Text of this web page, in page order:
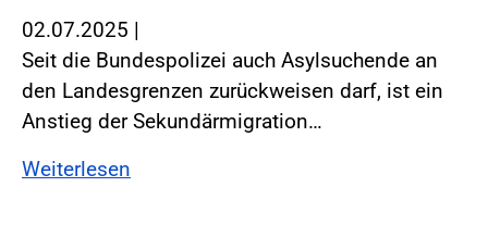
02.07.2025 |
Seit die Bundespolizei auch Asylsuchende an
den Landesgrenzen zurückweisen darf, ist ein
Anstieg der Sekundärmigration…
Weiterlesen